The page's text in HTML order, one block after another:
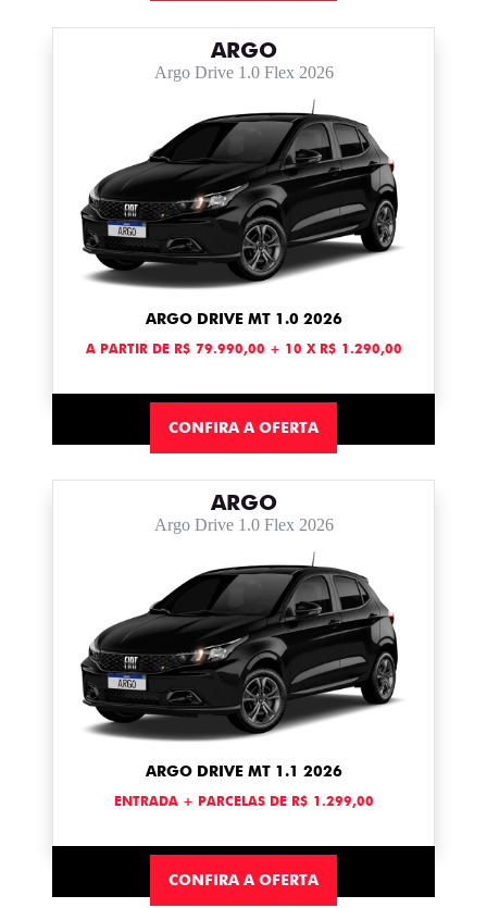
ARGO
Argo Drive 1.0 Flex 2026
ARGO DRIVE MT 1.0 2026
A PARTIR DE R$ 79.990,00 + 10 X R$ 1.290,00
CONFIRA A OFERTA
ARGO
Argo Drive 1.0 Flex 2026
ARGO DRIVE MT 1.1 2026
ENTRADA + PARCELAS DE R$ 1.299,00
CONFIRA A OFERTA